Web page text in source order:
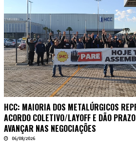
HCC: MAIORIA DOS METALÚRGICOS
ACORDO COLETIVO/LAYOFF E DÃO
AVANÇAR NAS NEGOCIAÇÕES
06/08/2026